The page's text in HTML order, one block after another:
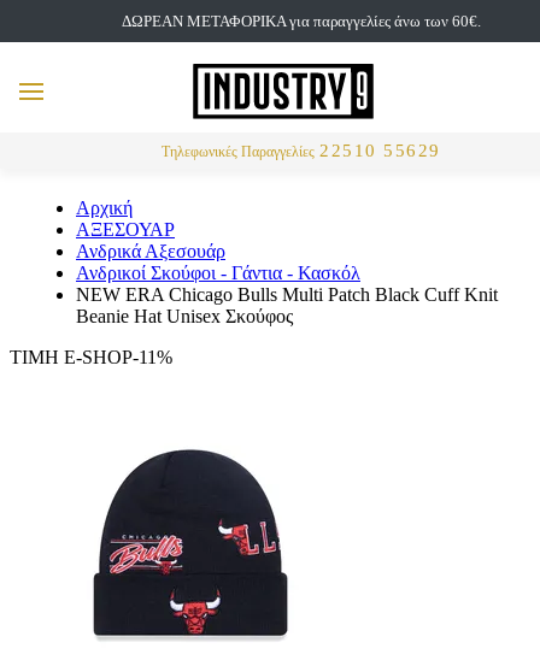
ΔΩΡΕΑΝ ΜΕΤΑΦΟΡΙΚΑ για παραγγελίες άνω των 60€.
Τηλεφωνικές Παραγγελίες 22510 55629
MENU
Αρχική
ΑΞΕΣΟΥΑΡ
Ανδρικά Αξεσουάρ
Ανδρικοί Σκούφοι - Γάντια - Κασκόλ
NEW ERA Chicago Bulls Multi Patch Black Cuff Knit
Beanie Hat Unisex Σκούφος
ΤΙΜΗ E-SHOP-11%